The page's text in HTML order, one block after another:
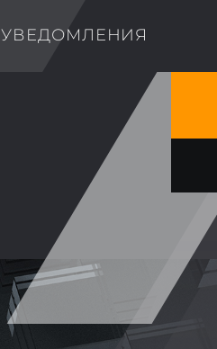
УВЕДОМЛЕНИЯ